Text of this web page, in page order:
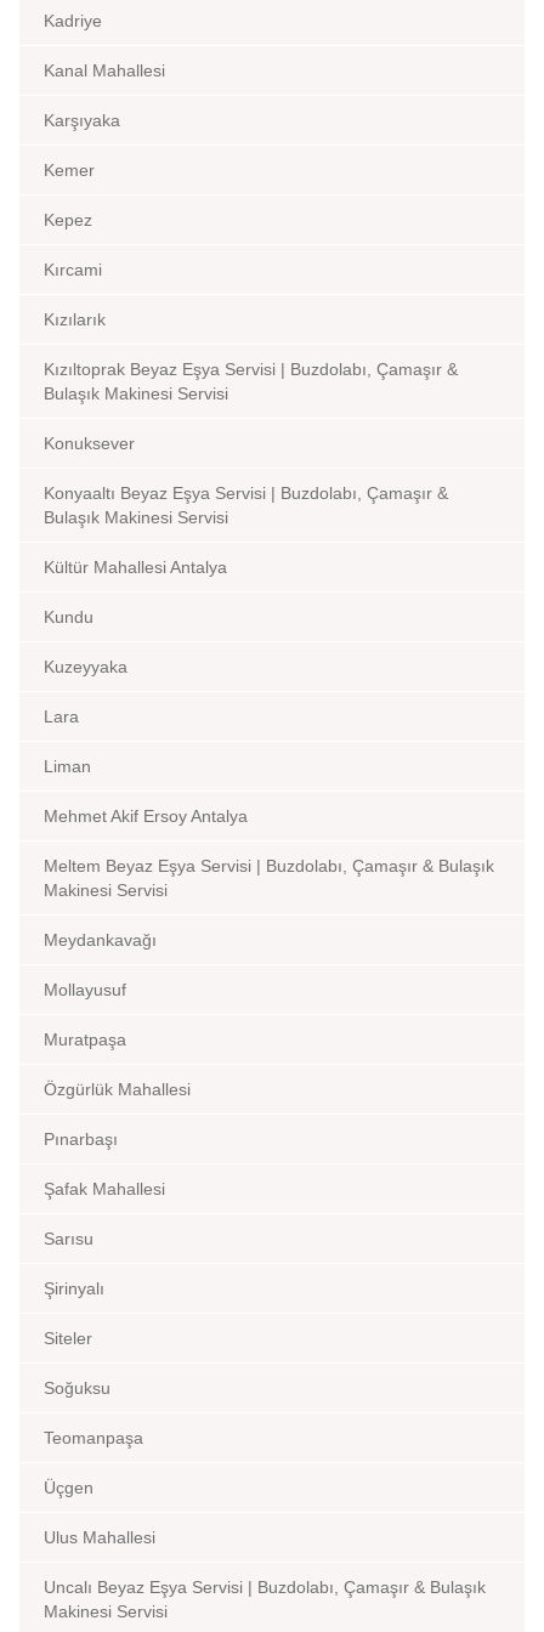
Kadriye
Kanal Mahallesi
Karşıyaka
Kemer
Kepez
Kırcami
Kızılarık
Kızıltoprak Beyaz Eşya Servisi | Buzdolabı, Çamaşır &
Bulaşık Makinesi Servisi
Konuksever
Konyaaltı Beyaz Eşya Servisi | Buzdolabı, Çamaşır &
Bulaşık Makinesi Servisi
Kültür Mahallesi Antalya
Kundu
Kuzeyyaka
Lara
Liman
Mehmet Akif Ersoy Antalya
Meltem Beyaz Eşya Servisi | Buzdolabı, Çamaşır & Bulaşık
Makinesi Servisi
Meydankavağı
Mollayusuf
Muratpaşa
Özgürlük Mahallesi
Pınarbaşı
Şafak Mahallesi
Sarısu
Şirinyalı
Siteler
Soğuksu
Teomanpaşa
Üçgen
Ulus Mahallesi
Uncalı Beyaz Eşya Servisi | Buzdolabı, Çamaşır & Bulaşık
Makinesi Servisi